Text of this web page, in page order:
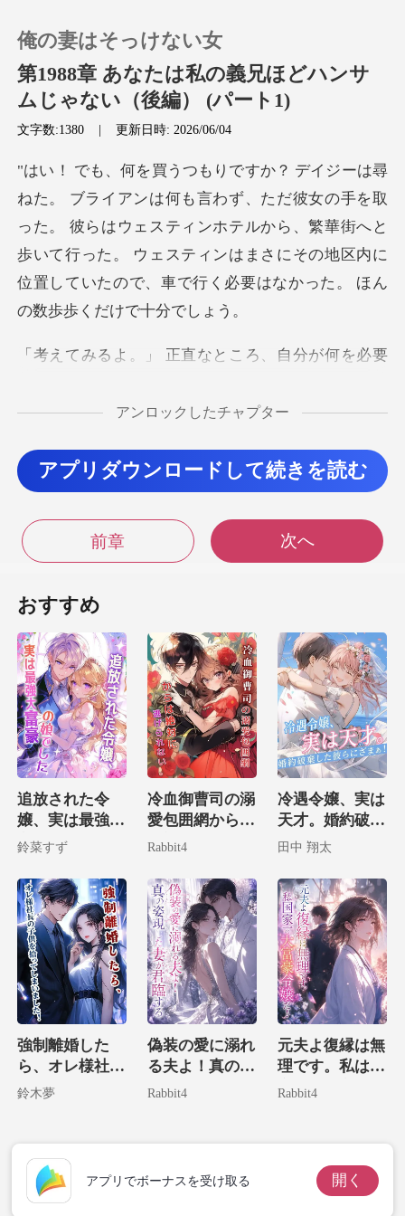
チャージ
閲覧履歴
ログアウトします
検索
俺の妻はそっけない女
第1988章 あなたは私の義兄ほどハンサ
ムじゃない（後編） (パート1)
文字数:1380 |更新日時: 2026/06/04
女の手を取
った。 彼らはウェスティンホテルから、繁華街へと
歩いて行った。 ウェスティンはま
対外貿
間がない上に、彼らの世話をすることにも全く関心が
ない。 欧陽対外貿易は最近、厳しい状
アンロックしたチャプター
アプリダウンロードして続きを読む
前章 次へ
おすすめ
追放された令
嬢、実は最強大
富豪の娘でした
鈴菜すず
冷血御曹司の溺
愛包囲網からは
絶対に逃げられ
Rabbit4
冷遇令嬢、実は
天才。婚約破棄
した彼らにざま
田中 翔太
強制離婚した
ら、オレ様社長
の子供を拾って
鈴木夢
偽装の愛に溺れ
る夫よ！真の姿
現した妻が君臨
Rabbit4
元夫よ復縁は無
理です。私は国
家一の大富豪令
Rabbit4
アプリでボーナスを受け取る 開く